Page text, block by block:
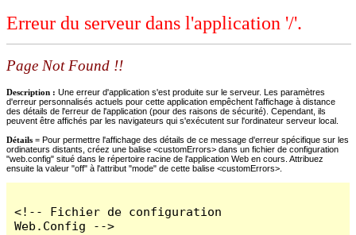
Erreur du serveur dans l'application '/'.
Page Not Found !!
Description : Une erreur d'application s'est produite sur le serveur. Les paramètres
d'erreur personnalisés actuels pour cette application empêchent l'affichage à distance
des détails de l'erreur de l'application (pour des raisons de sécurité). Cependant, ils
peuvent être affichés par les navigateurs qui s'exécutent sur l'ordinateur serveur local.
Détails = Pour permettre l'affichage des détails de ce message d'erreur spécifique sur les
ordinateurs distants, créez une balise <customErrors> dans un fichier de configuration
"web.config" situé dans le répertoire racine de l'application Web en cours. Attribuez
ensuite la valeur "off" à l'attribut "mode" de cette balise <customErrors>.
<!-- Fichier de configuration
Web.Config -->